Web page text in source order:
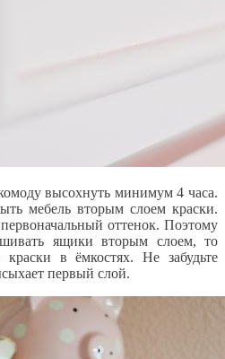
высохнуть минимум 4 часа.
мебель вторым слоем краски.
оттенок. Поэтому
ящики вторым слоем, то
краски в ёмкостях. Не забудьте
первый слой.